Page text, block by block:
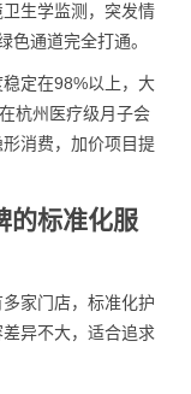
生学监测，突发情
色通道完全打通。
定在98%以上，大
杭州医疗级月子会
消费，加价项目提
的标准化服
家门店，标准化护
异不大，适合追求